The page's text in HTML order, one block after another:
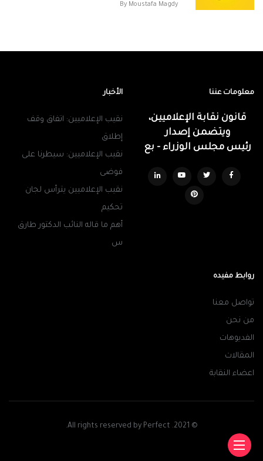
By Moustafa Magdy
معلومات عننا
قانون نقابة الإعلاميين،
ويتضمن إصدار
رئيس مجلس الوزراء - بع
الأخبار
نقيب الإعلاميين: اتفاق وقف
إطلاق
نقيب الإعلاميين: سيطرنا على
فوضى
نقيب الإعلاميين يترأس لجان
تحكيم
أهم ما قاله النائب الدكتور طارق
س
روابط مفيده
تواصل معنا
من نحن
الفديوهات
المقالات
اعضاء النقابة
© 2021. All rights reserved by Perfect.